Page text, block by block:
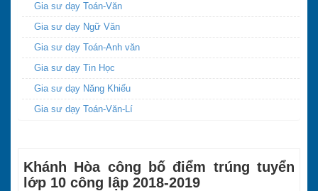
Gia sư dạy Toán-Văn
Gia sư dạy Ngữ Văn
Gia sư dạy Toán-Anh văn
Gia sư dạy Tin Học
Gia sư dạy Năng Khiếu
Gia sư dạy Toán-Văn-Lí
Khánh Hòa công bố điểm trúng tuyển
lớp 10 công lập 2018-2019